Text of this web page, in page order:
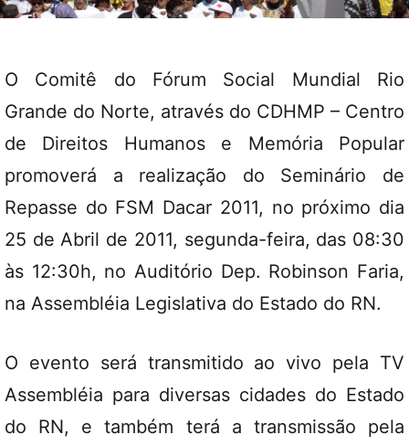
O Comitê do Fórum Social Mundial Rio
Grande do Norte, através do CDHMP – Centro
de Direitos Humanos e Memória Popular
promoverá a realização do Seminário de
Repasse do FSM Dacar 2011, no próximo dia
25 de Abril de 2011, segunda-feira, das 08:30
às 12:30h, no Auditório Dep. Robinson Faria,
na Assembléia Legislativa do Estado do RN.
O evento será transmitido ao vivo pela TV
Assembléia para diversas cidades do Estado
do RN, e também terá a transmissão pela